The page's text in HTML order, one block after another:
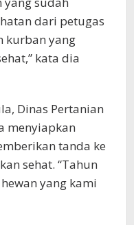
dari petugas
kurban yang
kata dia
Dinas Pertanian
menyiapkan
tanda ke
sehat. “Tahun
yang kami